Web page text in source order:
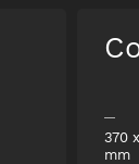
370 x
mm